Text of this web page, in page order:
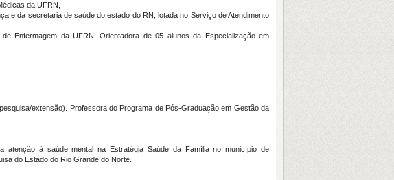
da UFRN,
e da secretaria de saúde do estado do RN, lotada no Serviço de Atendimento
Enfermagem da UFRN. Orientadora de 05 alunos da Especialização em
extensão). Professora do Programa de Pós-Graduação em Gestão da
atenção à saúde mental na Estratégia Saúde da Família no município de
do Estado do Rio Grande do Norte.